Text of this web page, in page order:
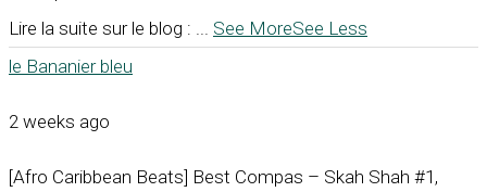
Lire la suite sur le blog : ... See MoreSee Less
le Bananier bleu
2 weeks ago
[Afro Caribbean Beats] Best Compas – Skah Shah #1,